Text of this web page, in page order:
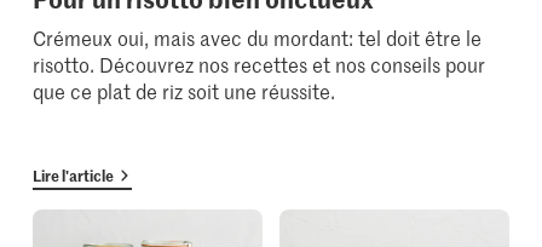
Crémeux oui, mais avec du mordant: tel doit être le
risotto. Découvrez nos recettes et nos conseils pour
que ce plat de riz soit une réussite.
Lire l'article